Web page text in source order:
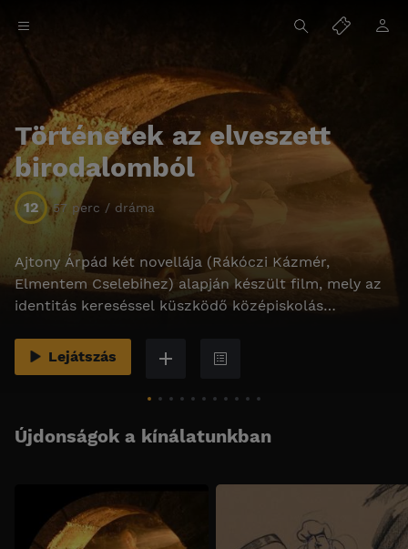
Történetek az elveszett
birodalomból
12 57 perc / dráma
Ajtony Árpád két novellája (Rákóczi Kázmér,
Elmentem Cselebihez) alapján készült film, mely az
identitás kereséssel küszködő középiskolás
Lejátszás
Újdonságok a kínálatunkban